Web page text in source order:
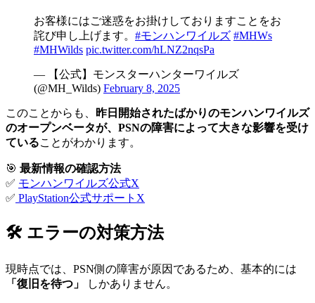
お客様にはご迷惑をお掛けしておりますことをお
詫び申し上げます。 #モンハンワイルズ #MHWs
#MHWilds pic.twitter.com/hLNZ2nqsPa
— 【公式】モンスターハンターワイルズ
(@MH_Wilds) February 8, 2025
このことからも、
昨日開始されたばかりのモンハンワイルズ
のオープンベータが、PSNの障害によって大きな影響を受け
ていることがわかります。
🎯 最新情報の確認方法
✅ モンハンワイルズ公式X
✅ PlayStation公式サポートX
🛠 エラーの対策方法
現時点では、PSN側の障害が原因であるため、基本的には
「復旧を待つ」
しかありません。